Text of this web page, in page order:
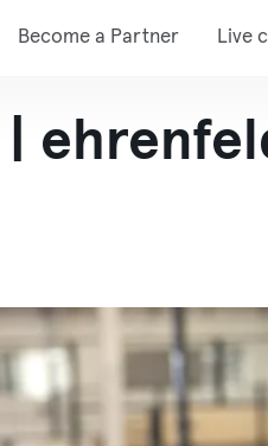
Become a Partner Live